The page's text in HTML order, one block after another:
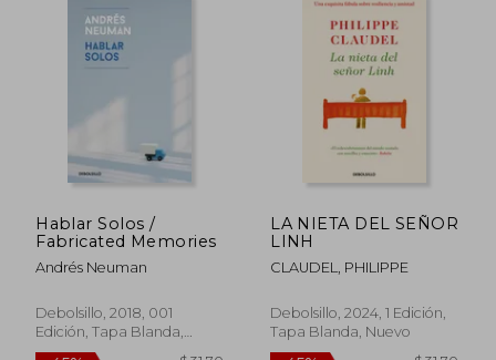
45%
dcto.
45%
dcto.
Hablar Solos /
Fabricated Memories
Andrés Neuman
Debolsillo, 2018, 001
Edición, Tapa Blanda,
Nuevo
LA NIETA DEL SEÑOR
LINH
CLAUDEL, PHILIPPE
Debolsillo, 2024, 1 Edición,
Tapa Blanda, Nuevo